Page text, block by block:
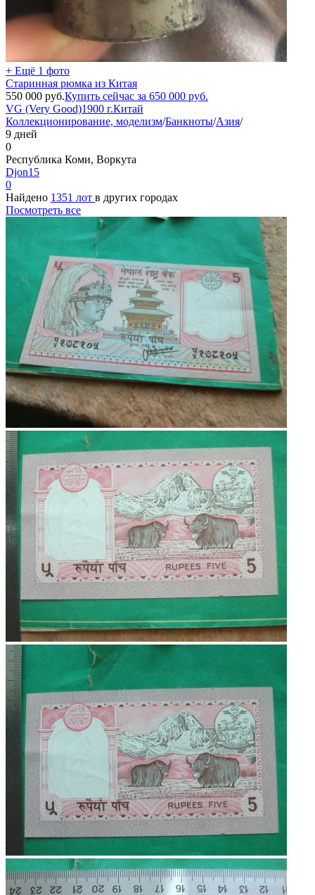
+ Ещё 1 фото
Старинная рюмка из Китая
550 000 руб.Купить сейчас за 650 000 руб.
VG (Very Good)1900 г.Китай
Коллекционирование, моделизм/Банкноты/Азия/
9 дней
0
Республика Коми, Воркута
Djon15
0
Найдено 1351 лот в других городах
Посмотреть все